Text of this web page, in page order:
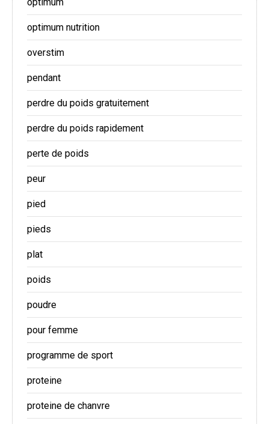
optimum nutrition
overstim
pendant
perdre du poids gratuitement
perdre du poids rapidement
perte de poids
peur
pied
pieds
plat
poids
poudre
pour femme
programme de sport
proteine
proteine de chanvre